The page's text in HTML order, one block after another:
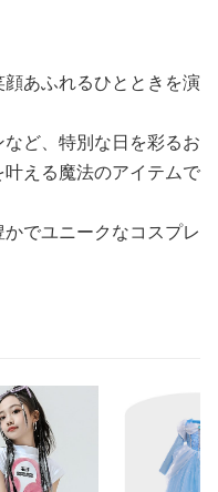
あふれるひとときを演
ど、特別な日を彩るお
える魔法のアイテムで
でユニークなコスプレ